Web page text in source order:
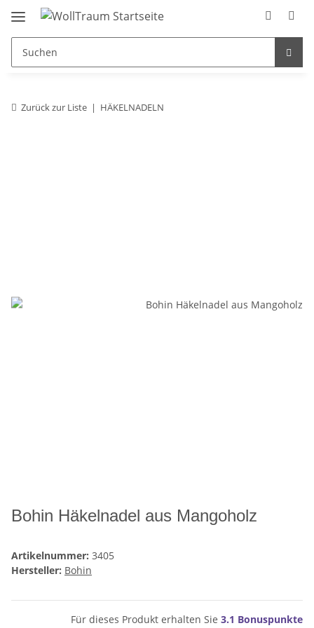
Zurück zur Liste HÄKELNADELN
Bohin Häkelnadel aus Mangoholz
Artikelnummer: 3405
Hersteller: Bohin
Für dieses Produkt erhalten Sie 3.1 Bonuspunkte